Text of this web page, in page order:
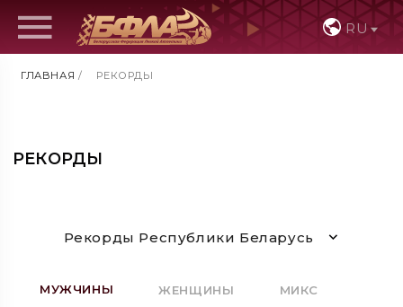
RU
ГЛАВНАЯ / РЕКОРДЫ
РЕКОРДЫ
Рекорды Республики Беларусь
МУЖЧИНЫ ЖЕНЩИНЫ МИКС